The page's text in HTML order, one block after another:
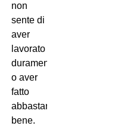
non
sente di
aver
lavorato
duramente
o aver
fatto
abbastanza
bene.